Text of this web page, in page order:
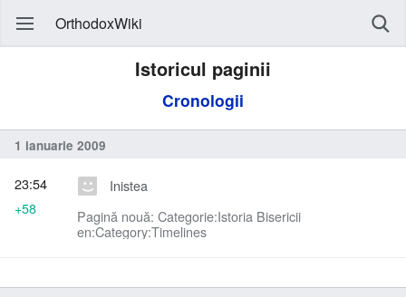
OrthodoxWiki
Istoricul paginii
Cronologii
1 ianuarie 2009
Inistea
Pagină nouă: Categorie:Istoria Bisericii
en:Category:Timelines
23:54
+58